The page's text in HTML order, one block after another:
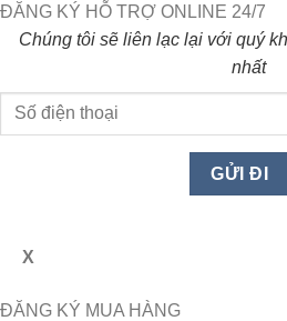
ĐĂNG KÝ HỖ TRỢ ONLINE 24/7
Chúng tôi sẽ liên lạc lại với quý
nhất
X
ĐĂNG KÝ MUA HÀNG